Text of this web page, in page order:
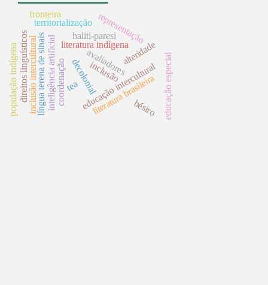
decolonial
literatura indígena
inteligência artificial educação intercultural
avaliadores educação especial
língua terena de sinais
inclusão intercultural
direitos linguísticos tea
inclusão
representação
literatura brasileira
população indígena
territorialização
alteridade
haliti-paresi
coordenação
bésiro
fronteira